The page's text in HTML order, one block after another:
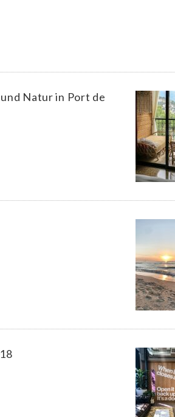
Natur in Port de